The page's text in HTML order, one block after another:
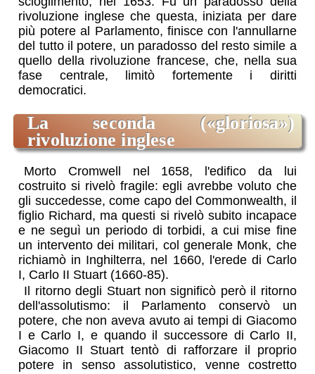
rivoluzione inglese che questa, iniziata per dare
più potere al Parlamento, finisce con l'annullarne
del tutto il potere, un paradosso del resto simile a
quello della rivoluzione francese, che, nella sua
fase centrale, limitò fortemente i diritti
democratici.
la seconda ( gloriosa )
rivoluzione inglese
Morto Cromwell nel 1658, l'edifico da lui
costruito si rivelò fragile: egli avrebbe voluto che
gli succedesse, come capo del Commonwealth, il
figlio Richard, ma questi si rivelò subito incapace
e ne seguì un periodo di torbidi, a cui mise fine
un intervento dei militari, col generale Monk, che
richiamò in Inghilterra, nel 1660, l'erede di Carlo
I, Carlo II Stuart (1660-85).
Il ritorno degli Stuart non significò però il ritorno
dell'assolutismo: il Parlamento conservò un
potere, che non aveva avuto ai tempi di Giacomo
I e Carlo I, e quando il successore di Carlo II,
Giacomo II Stuart tentò di rafforzare il proprio
potere in senso assolutistico, venne costretto